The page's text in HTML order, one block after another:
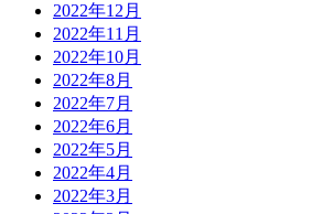
2022年12月
2022年11月
2022年10月
2022年8月
2022年7月
2022年6月
2022年5月
2022年4月
2022年3月